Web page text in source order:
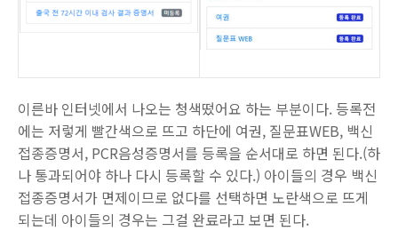
이른바 인터넷에서 나오는 청색떴어요 하는 부분이다. 등록전
에는 저렇게 빨간색으로 뜨고 하단에 여권, 질문표WEB, 백신
접종증명서, PCR음성증명서를 등록을 순서대로 하면 된다.(하
나 통과되어야 하나 다시 등록할 수 있다.) 아이들의 경우 백신
접종증명서가 면제이므로 없다를 선택하면 노란색으로 뜨게
되는데 아이들의 경우는 그걸 완료라고 보면 된다.